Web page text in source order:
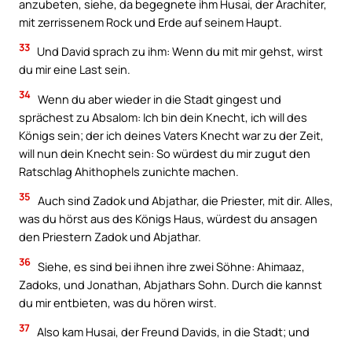
anzubeten, siehe, da begegnete ihm Husai, der Arachiter,
mit zerrissenem Rock und Erde auf seinem Haupt.
33 Und David sprach zu ihm: Wenn du mit mir gehst, wirst
du mir eine Last sein.
34 Wenn du aber wieder in die Stadt gingest und
sprächest zu Absalom: Ich bin dein Knecht, ich will des
Königs sein; der ich deines Vaters Knecht war zu der Zeit,
will nun dein Knecht sein: So würdest du mir zugut den
Ratschlag Ahithophels zunichte machen.
35 Auch sind Zadok und Abjathar, die Priester, mit dir. Alles,
was du hörst aus des Königs Haus, würdest du ansagen
den Priestern Zadok und Abjathar.
36 Siehe, es sind bei ihnen ihre zwei Söhne: Ahimaaz,
Zadoks, und Jonathan, Abjathars Sohn. Durch die kannst
du mir entbieten, was du hören wirst.
37 Also kam Husai, der Freund Davids, in die Stadt; und